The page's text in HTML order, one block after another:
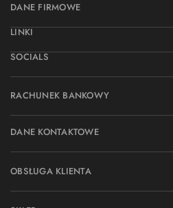
DANE FIRMOWE
LINKI
SOCIALS
RACHUNEK BANKOWY
DANE KONTAKTOWE
OBSŁUGA KLIENTA